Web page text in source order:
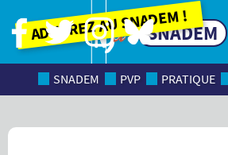
Adhérez au SNADEM !
SNADEM
SNADEM PVP PRATIQUE